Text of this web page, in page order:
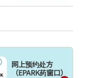
网上预约处方
（EPARK药窗口）